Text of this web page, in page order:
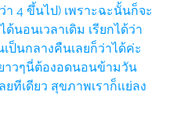
า 4 ขึ้นไป) เพราะฉะนั้นก็จะ
นอนเวลาเดิม เรียกได้ว่า
ป็นกลางคืนเลยก็ว่าได้ค่ะ
าวๆนี่ต้องอดนอนข้ามวัน
ทีเดียว สุขภาพเราก็แย่ลง